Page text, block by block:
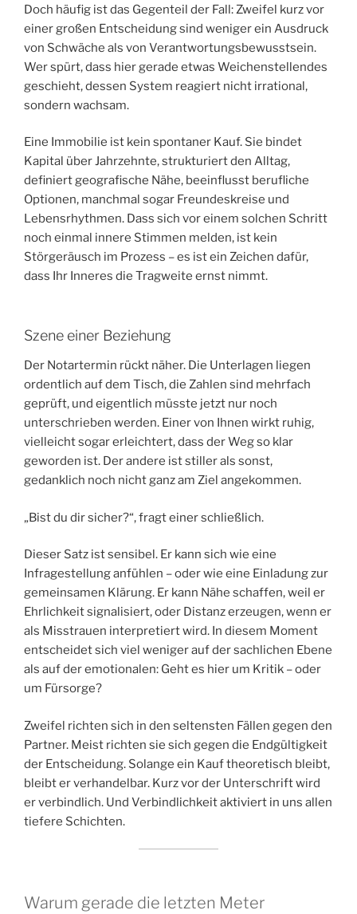
Doch häufig ist das Gegenteil der Fall: Zweifel kurz vor
einer großen Entscheidung sind weniger ein Ausdruck
von Schwäche als von Verantwortungsbewusstsein.
Wer spürt, dass hier gerade etwas Weichenstellendes
geschieht, dessen System reagiert nicht irrational,
sondern wachsam.
Eine Immobilie ist kein spontaner Kauf. Sie bindet
Kapital über Jahrzehnte, strukturiert den Alltag,
definiert geografische Nähe, beeinflusst berufliche
Optionen, manchmal sogar Freundeskreise und
Lebensrhythmen. Dass sich vor einem solchen Schritt
noch einmal innere Stimmen melden, ist kein
Störgeräusch im Prozess – es ist ein Zeichen dafür,
dass Ihr Inneres die Tragweite ernst nimmt.
Szene einer Beziehung
Der Notartermin rückt näher. Die Unterlagen liegen
ordentlich auf dem Tisch, die Zahlen sind mehrfach
geprüft, und eigentlich müsste jetzt nur noch
unterschrieben werden. Einer von Ihnen wirkt ruhig,
vielleicht sogar erleichtert, dass der Weg so klar
geworden ist. Der andere ist stiller als sonst,
gedanklich noch nicht ganz am Ziel angekommen.
„Bist du dir sicher?“, fragt einer schließlich.
Dieser Satz ist sensibel. Er kann sich wie eine
Infragestellung anfühlen – oder wie eine Einladung zur
gemeinsamen Klärung. Er kann Nähe schaffen, weil er
Ehrlichkeit signalisiert, oder Distanz erzeugen, wenn er
als Misstrauen interpretiert wird. In diesem Moment
entscheidet sich viel weniger auf der sachlichen Ebene
als auf der emotionalen: Geht es hier um Kritik – oder
um Fürsorge?
Zweifel richten sich in den seltensten Fällen gegen den
Partner. Meist richten sie sich gegen die Endgültigkeit
der Entscheidung. Solange ein Kauf theoretisch bleibt,
bleibt er verhandelbar. Kurz vor der Unterschrift wird
er verbindlich. Und Verbindlichkeit aktiviert in uns allen
tiefere Schichten.
Warum gerade die letzten Meter